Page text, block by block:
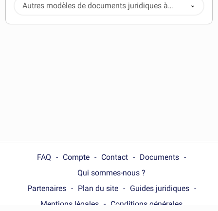
Autres modèles de documents juridiques à
télécharger
FAQ Compte Contact
Documents
Qui sommes-nous ?
Partenaires
Plan du site
Guides juridiques
Mentions légales
Conditions générales